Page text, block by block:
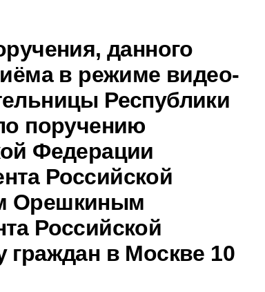
данного
в режиме видео-
Республики
поручению
Федерации
Российской
Орешкиным
Российской
в Москве 10